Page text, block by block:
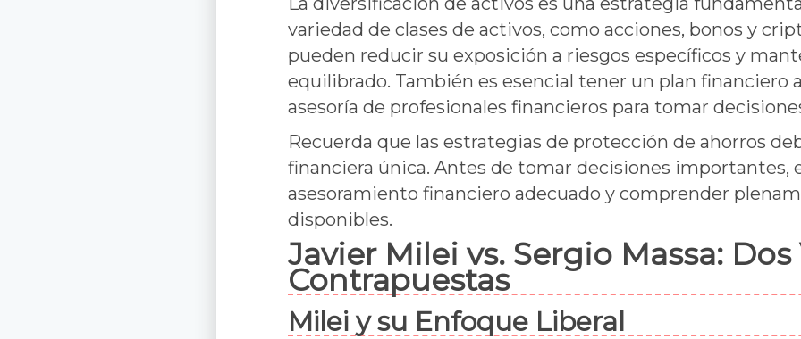
variedad de clases de activos, como acciones, bonos y
pueden reducir su exposición a riesgos específicos y
equilibrado. También es esencial tener un plan financiero
asesoría de profesionales financieros para tomar
Recuerda que las estrategias de protección de ahorros
financiera única. Antes de tomar decisiones importantes,
asesoramiento financiero adecuado y comprender
disponibles.
Javier Milei vs. Sergio Massa:
Contrapuestas
Milei y su Enfoque Liberal